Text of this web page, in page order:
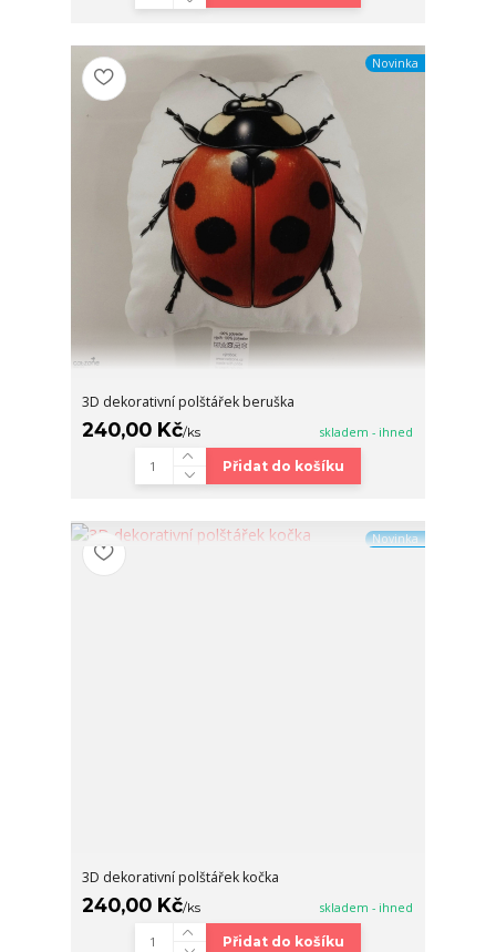
Novinka
3D dekorativní polštářek beruška
240,00 Kč/ks skladem - ihned
Přidat do košíku
Novinka
3D dekorativní polštářek kočka
240,00 Kč/ks skladem - ihned
Přidat do košíku